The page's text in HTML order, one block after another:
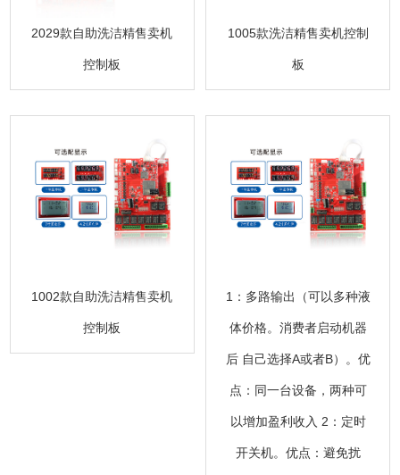
2029款自助洗洁精售卖机
控制板
1005款洗洁精售卖机控制
板
1002款自助洗洁精售卖机
控制板
1：多路输出（可以多种液
体价格。消费者启动机器
后 自己选择A或者B）。优
点：同一台设备，两种可
以增加盈利收入 2：定时
开关机。优点：避免扰